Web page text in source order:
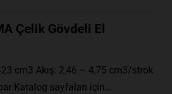
Çelik Gövdeli El
cm3 Akış: 2,46 – 4,75 cm3/strok
Katalog sayfaları için…